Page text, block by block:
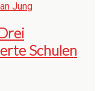
Jung
Schulen